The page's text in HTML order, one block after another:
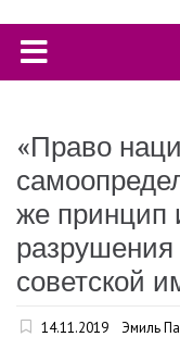
«Право
же принцип
разрушения
советской
14.11.2019 Эмиль